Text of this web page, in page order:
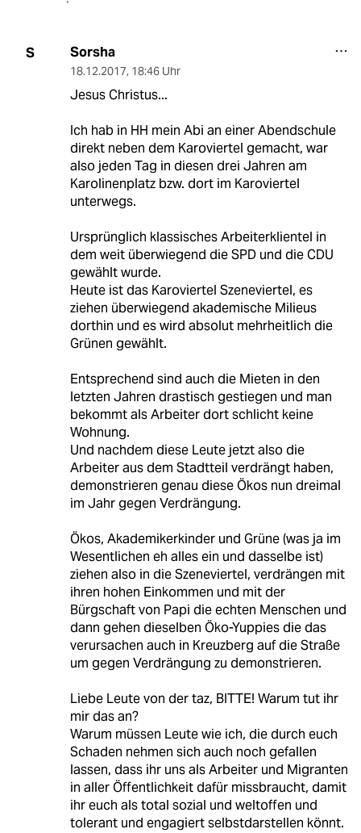
S Sorsha
18.12.2017, 18:46 Uhr
Jesus Christus...
Ich hab in HH mein Abi an einer Abendschule
direkt neben dem Karoviertel gemacht, war
also jeden Tag in diesen drei Jahren am
Karolinenplatz bzw. dort im Karoviertel
unterwegs.
Ursprünglich klassisches Arbeiterklientel in
dem weit überwiegend die SPD und die CDU
gewählt wurde.
Heute ist das Karoviertel Szeneviertel, es
ziehen überwiegend akademische Milieus
dorthin und es wird absolut mehrheitlich die
Grünen gewählt.
Entsprechend sind auch die Mieten in den
letzten Jahren drastisch gestiegen und man
bekommt als Arbeiter dort schlicht keine
Wohnung.
Und nachdem diese Leute jetzt also die
Arbeiter aus dem Stadtteil verdrängt haben,
demonstrieren genau diese Ökos nun dreimal
im Jahr gegen Verdrängung.
Ökos, Akademikerkinder und Grüne (was ja im
Wesentlichen eh alles ein und dasselbe ist)
ziehen also in die Szeneviertel, verdrängen mit
ihren hohen Einkommen und mit der
Bürgschaft von Papi die echten Menschen und
dann gehen dieselben Öko-Yuppies die das
verursachen auch in Kreuzberg auf die Straße
um gegen Verdrängung zu demonstrieren.
Liebe Leute von der taz, BITTE! Warum tut ihr
mir das an?
Warum müssen Leute wie ich, die durch euch
Schaden nehmen sich auch noch gefallen
lassen, dass ihr uns als Arbeiter und Migranten
in aller Öffentlichkeit dafür missbraucht, damit
ihr euch als total sozial und weltoffen und
tolerant und engagiert selbstdarstellen könnt.